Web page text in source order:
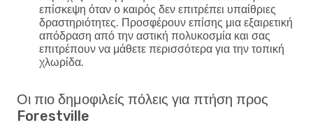
επίσκεψη όταν ο καιρός δεν επιτρέπει υπαίθριες
δραστηριότητες. Προσφέρουν επίσης μια εξαιρετική
απόδραση από την αστική πολυκοσμία και σας
επιτρέπουν να μάθετε περισσότερα για την τοπική
χλωρίδα.
Οι πιο δημοφιλείς πόλεις για πτήση προς
Forestville